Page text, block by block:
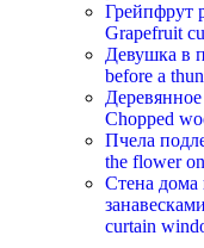
Грейпфрут
Grapefruit
Девушка в
before a
Chopped
Пчела
the flower
Стена дома
curtain